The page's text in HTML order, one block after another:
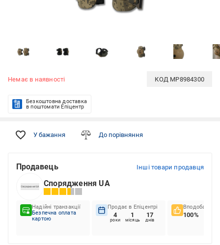
Немає в наявності КОД MP8984300
Безкоштовна доставка
в поштомати Епіцентр
У бажання До порівняння
Продавець Інші товари продавця
Спорядження UA
Надійні транзакції
Безпечна оплата
картою
Продає в Епіцентрі
4
роки
1
місяць
17
днів
Вподобання
100%